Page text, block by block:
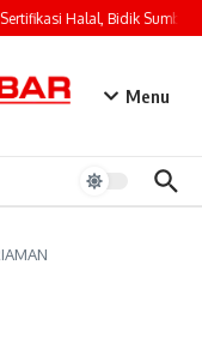
Halal, Bidik Sumbar
Menu